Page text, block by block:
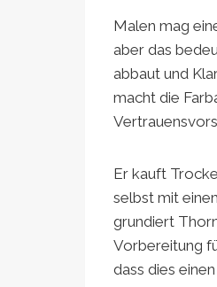
Malen mag
aber das
abbaut und
macht die
Er kauft
selbst mit
grundiert
Vorbereitung
dass dies